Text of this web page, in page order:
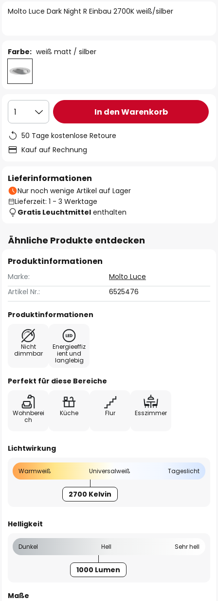
Molto Luce Dark Night R Einbau 2700K weiß/silber
Farbe: weiß matt / silber
1 In den Warenkorb
50 Tage kostenlose Retoure
Kauf auf Rechnung
Lieferinformationen
Nur noch wenige Artikel auf Lager
Lieferzeit: 1 - 3 Werktage
Gratis Leuchtmittel enthalten
Ähnliche Produkte entdecken
Produktinformationen
Marke:
Molto Luce
Artikel Nr.:
6525476
Produktinformationen
Nicht
dimmbar
Energieeffiz
ient und
langlebig
Perfekt für diese Bereiche
Wohnberei
ch
Küche Flur Esszimmer
Lichtwirkung
Warmweiß Universalweiß Tageslicht
2700 Kelvin
Helligkeit
Dunkel Hell Sehr hell
1000 Lumen
Maße